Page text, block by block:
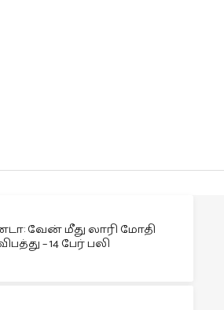
வேன் மீது லாரி மோதி
– 14 பேர் பலி